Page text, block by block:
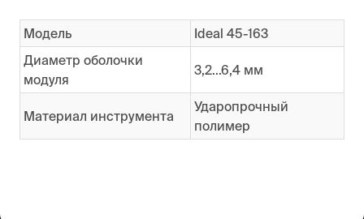
Модель
Ideal 45-163
Диаметр оболочки
модуля
3,2...6,4 мм
Материал инструмента
Ударопрочный
полимер